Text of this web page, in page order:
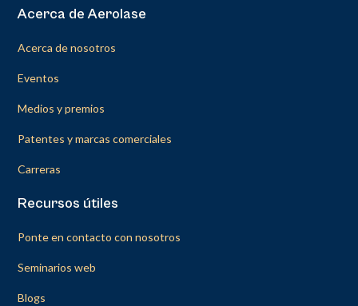
Acerca de Aerolase
Acerca de nosotros
Eventos
Medios y premios
Patentes y marcas comerciales
Carreras
Recursos útiles
Ponte en contacto con nosotros
Seminarios web
Blogs